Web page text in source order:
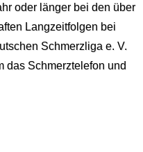
oder länger bei den über
Langzeitfolgen bei
Schmerzliga e. V.
das Schmerztelefon und